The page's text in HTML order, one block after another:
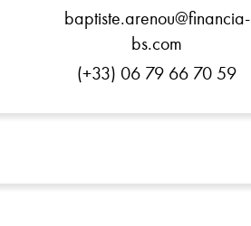
baptiste.arenou@financia-
bs.com
(+33) 06 79 66 70 59